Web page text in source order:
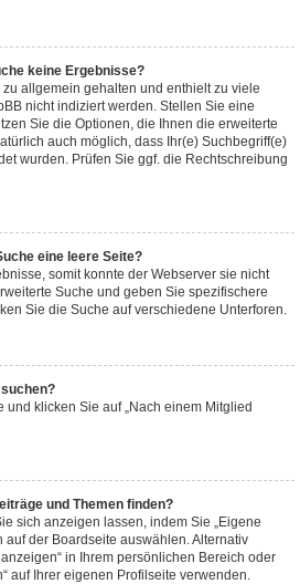
keine Ergebnisse?
zu allgemein gehalten und enthielt zu viele
nicht indiziert werden. Stellen Sie eine
Sie die Optionen, die Ihnen die erweiterte
auch möglich, dass Ihr(e) Suchbegriff(e)
wurden. Prüfen Sie ggf. die Rechtschreibung
eine leere Seite?
somit konnte der Webserver sie nicht
Suche und geben Sie spezifischere
Sie die Suche auf verschiedene Unterforen.
und klicken Sie auf „Nach einem Mitglied
und Themen finden?
sich anzeigen lassen, indem Sie „Eigene
auf der Boardseite auswählen. Alternativ
in Ihrem persönlichen Bereich oder
auf Ihrer eigenen Profilseite verwenden.